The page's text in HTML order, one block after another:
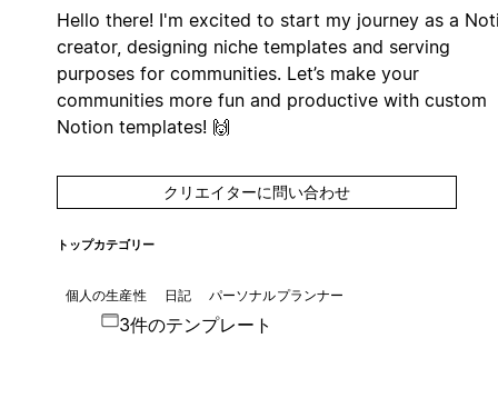
Hello there! I'm excited to start my journey as a
creator, designing niche templates and serving
purposes for communities. Let’s make your
communities more fun and productive with custom
Notion templates! 🙌
クリエイターに問い合わせ
トップカテゴリー
個人の生産性 日記 パーソナルプランナー
3件のテンプレート